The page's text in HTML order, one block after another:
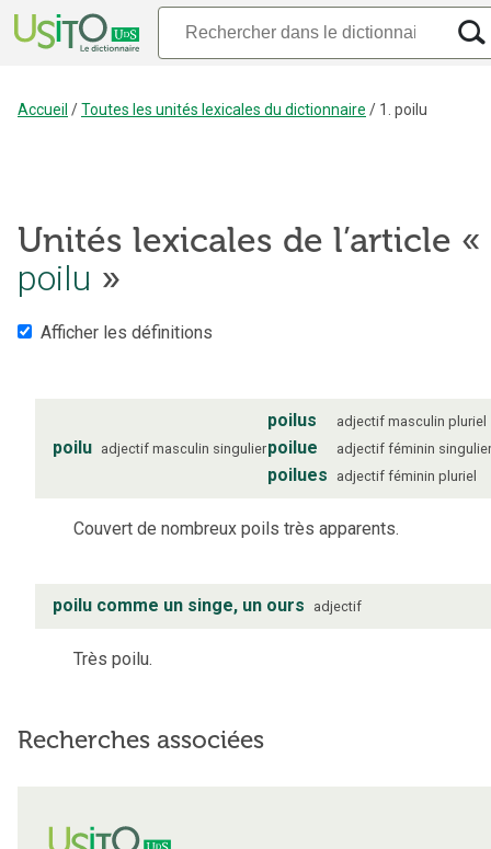
Accueil /Toutes les unités lexicales du dictionnaire / 1. poilu
Unités lexicales de l’article «
poilu »
Afficher les définitions
poilu adjectif masculin singulier
poilus adjectif masculin pluriel
poilue adjectif féminin
poilues adjectif féminin pluriel
Couvert de nombreux poils très apparents.
poilu comme un singe, un ours adjectif
Très poilu.
Recherches associées